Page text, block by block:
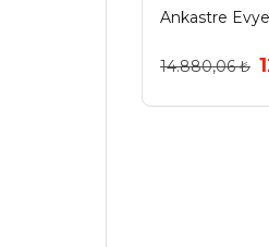
Ankastre Evye
14.880,06 ₺